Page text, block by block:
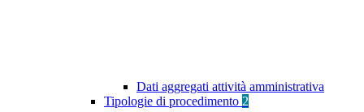
Dati aggregati attività amministrativa
Tipologie di procedimento 2